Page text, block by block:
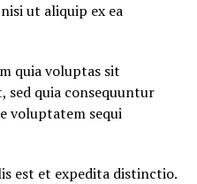
ut aliquip ex ea
quia voluptas sit
quia consequuntur
voluptatem sequi
est et expedita distinctio.